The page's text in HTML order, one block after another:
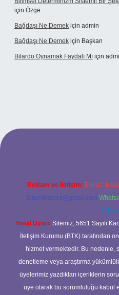
için Özge
Bağdaşı Ne Demek için admin
Bağdaşı Ne Demek için Başkan
Bilardo Oynamak Faydalı Mı için
bahis sitesi
Reklam ve İletişim: E-mail:
forumhizmeti@gmail.com
Yasal Uyarı: Sitemiz, 5651 Sayılı
İletişim Kurumu (BTK) tarafından
hizmet vermektedir. Bu
denetleme veya araştırma
üyelerimiz yazdıkları içeriklerin
üye olarak bu sorumluluğu kabul